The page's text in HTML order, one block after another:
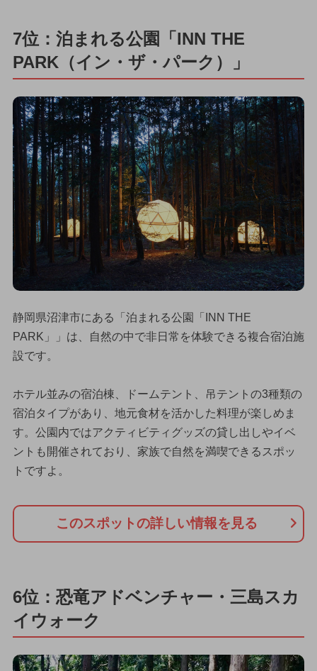
7位：泊まれる公園「INN THE
PARK（イン・ザ・パーク）」
静岡県沼津市にある「泊まれる公園「INN THE
PARK」」は、自然の中で非日常を体験できる複合宿泊施
設です。
ホテル並みの宿泊棟、ドームテント、吊テントの3種類の
宿泊タイプがあり、地元食材を活かした料理が楽しめま
す。公園内ではアクティビティグッズの貸し出しやイベ
ントも開催されており、家族で自然を満喫できるスポッ
トですよ。
このスポットの詳しい情報を見る
6位：恐竜アドベンチャー・三島スカ
イウォーク